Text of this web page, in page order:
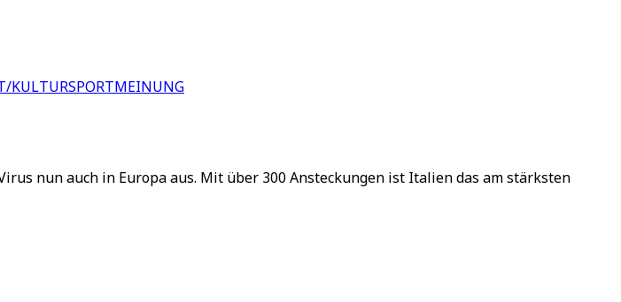
KULTURSPORTMEINUNG
nun auch in Europa aus. Mit über 300 Ansteckungen ist Italien das am stärksten